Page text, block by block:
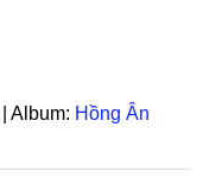
| Album: Hồng Ân